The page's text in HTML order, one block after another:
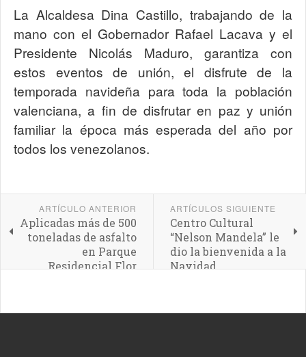
La Alcaldesa Dina Castillo, trabajando de la
mano con el Gobernador Rafael Lacava y el
Presidente Nicolás Maduro, garantiza con
estos eventos de unión, el disfrute de la
temporada navideña para toda la población
valenciana, a fin de disfrutar en paz y unión
familiar la época más esperada del año por
todos los venezolanos.
ARTÍCULO ANTERIOR
Aplicadas más de 500
toneladas de asfalto
en Parque
Residencial Flor
ARTÍCULOS SIGUIENTE
Centro Cultural
“Nelson Mandela” le
dio la bienvenida a la
Navidad